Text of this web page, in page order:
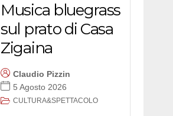
Musica bluegrass
sul prato di Casa
Zigaina
Claudio Pizzin
5 Agosto 2026
CULTURA&SPETTACOLO